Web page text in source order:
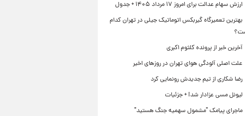
ارزش سهام عدالت برای امروز ۱۷ مرداد ۱۴۰۵ + جدول
بهترین تعمیرگاه گیربکس اتوماتیک جیلی در تهران کدام
آخرین خبر از پرونده کلثوم اکبری
علت اصلی آلودگی هوای تهران در روزهای اخیر
رضا شکاری از تیم جدیدش رونمایی کرد
لیونل مسی عزادار شد! + جزئیات
ماجرای پیامک "مشمول سهمیه جنگ هستید"